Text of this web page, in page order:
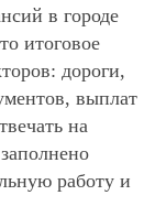
в городе
итоговое
дороги,
выплат
на
работу и